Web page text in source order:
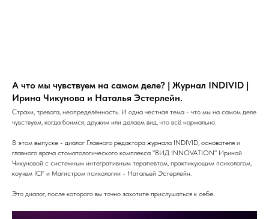
А что мы чувствуем на самом деле? | Журнал INDIVID |
Ирина Чикунова и Наталья Эстерлейн.
Страхи, тревога, неопределённость. И одна честная тема - что мы на самом деле
чувствуем, когда боимся, дружим или делаем вид, что всё нормально.
В этом выпуске - диалог Главного редактора журнала INDIVID, основателя и
главного врача стоматологического комплекса "ВИД INNOVATION" Ириной
Чикуновой с системным интегративным терапевтом, практикующим психологом,
коучем ICF и Магистром психологии - Натальей Эстерлейн.
Это диалог, после которого вы точно захотите прислушаться к себе.